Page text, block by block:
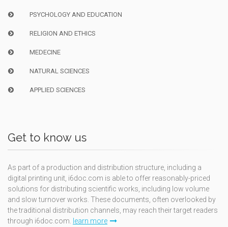
PSYCHOLOGY AND EDUCATION
RELIGION AND ETHICS
MEDECINE
NATURAL SCIENCES
APPLIED SCIENCES
Get to know us
As part of a production and distribution structure, including a
digital printing unit, i6doc.com is able to offer reasonably-priced
solutions for distributing scientific works, including low volume
and slow turnover works. These documents, often overlooked by
the traditional distribution channels, may reach their target readers
through i6doc.com.
learn more